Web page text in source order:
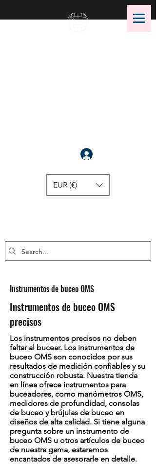
EUR (€)
Instrumentos de buceo OMS
Instrumentos de buceo OMS
precisos
Los instrumentos precisos no deben
faltar al bucear. Los instrumentos de
buceo OMS son conocidos por sus
resultados de medición confiables y su
construcción robusta. Nuestra tienda
en línea ofrece instrumentos para
buceadores, como manómetros OMS,
medidores de profundidad, consolas
de buceo y brújulas de buceo en
diseños de alta calidad. Si tiene alguna
pregunta sobre un instrumento de
buceo OMS u otros artículos de buceo
de nuestra gama, estaremos
encantados de asesorarle en detalle.